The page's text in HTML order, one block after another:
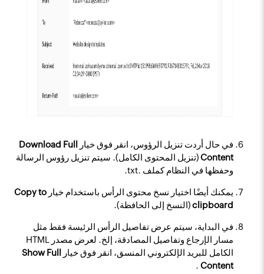
في حال أردت تنزيل الرؤوس، انقر فوق خيار
Download Full
Content (تنزيل المحتوى الكامل). سيتم تنزيل رؤوس الرسالة
وحفظها في النظام كملف .txt.
يمكنك أيضًا اختيار نسخ محتوى الرأس باستخدام خيارCopy to
clipboard (النسخ إلى الحافظة).
في البداية، سيتم عرض تفاصيل الرأس الرئيسة فقط مثل
مسار الإرجاع وتفاصيل المصادقة، إلخ. لعرض مصدر HTML
الكامل للبريد الإلكتروني المنسق، انقر فوق خيار
Show Full
Content
.